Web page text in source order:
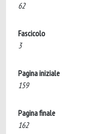
62
Fascicolo
3
Pagina iniziale
159
Pagina finale
162